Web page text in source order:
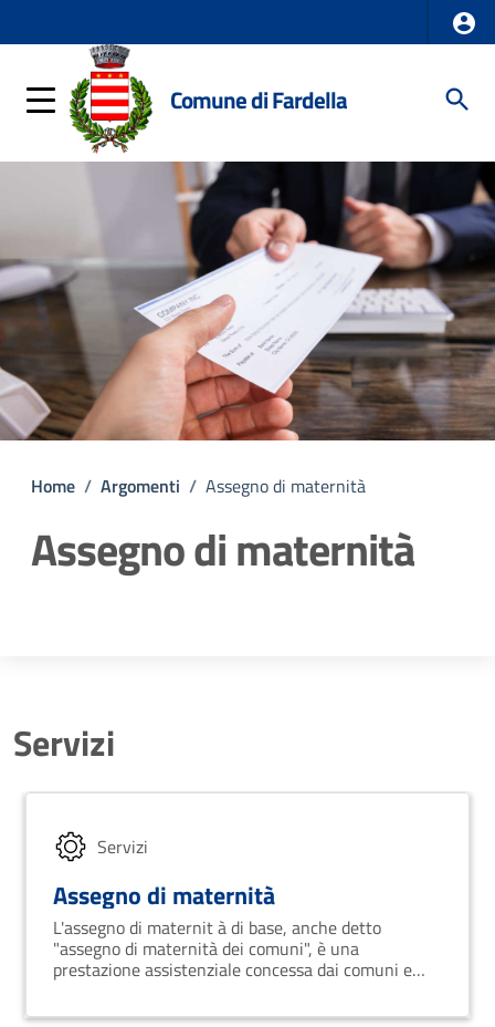
Comune di Fardella
Home / Argomenti / Assegno di maternità
Assegno di maternità
Servizi
Servizi
Assegno di maternità
L'assegno di maternit à di base, anche detto
"assegno di maternità dei comuni", è una
prestazione assistenziale concessa dai comuni e